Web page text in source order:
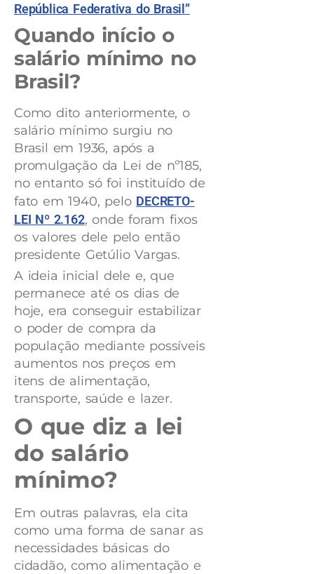
República Federativa do Brasil”
Quando início o
salário mínimo no
Brasil?
Como dito anteriormente, o
salário mínimo surgiu no
Brasil em 1936, após a
promulgação da Lei de nº185,
no entanto só foi instituído de
fato em 1940, pelo DECRETO-
LEI Nº 2.162, onde foram fixos
os valores dele pelo então
presidente Getúlio Vargas.
A ideia inicial dele e, que
permanece até os dias de
hoje, era conseguir estabilizar
o poder de compra da
população mediante possíveis
aumentos nos preços em
itens de alimentação,
transporte, saúde e lazer.
O que diz a lei
do salário
mínimo?
Em outras palavras, ela cita
como uma forma de sanar as
necessidades básicas do
cidadão, como alimentação e